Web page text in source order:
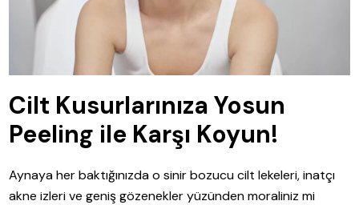
Cilt Kusurlarınıza Yosun
Peeling ile Karşı Koyun!
Aynaya her baktığınızda o sinir bozucu cilt lekeleri, inatçı
akne izleri ve geniş gözenekler yüzünden moraliniz mi